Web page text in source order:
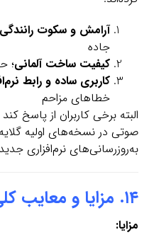
آرامش و سکوت
جاده
کیفیت ساخت آلمانی؛
کاربری ساده و رابط
خطاهای مزاحم
البته برخی کاربران از پاسخ
صوتی در نسخه‌های اولیه
به‌روزرسانی‌های نرم‌افزاری
۱۴. مزایا و معایب کلی
مزایا: